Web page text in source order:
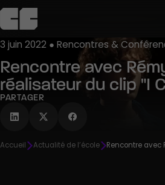
3 juin 2022 ● Rencontres &
Rencontre avec
réalisateur du clip "I
PARTAGER
Accueil Actualité de l’école